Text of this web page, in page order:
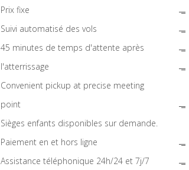
Prix fixe
Suivi automatisé des vols
45 minutes de temps d'attente après
l'atterrissage
Convenient pickup at precise meeting
point
Sièges enfants disponibles sur demande.
Paiement en et hors ligne
Assistance téléphonique 24h/24 et 7j/7